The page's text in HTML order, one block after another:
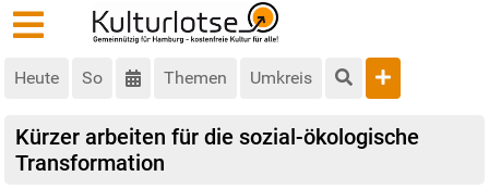
Heute So Themen Umkreis
Kürzer arbeiten für die sozial-ökologische
Transformation